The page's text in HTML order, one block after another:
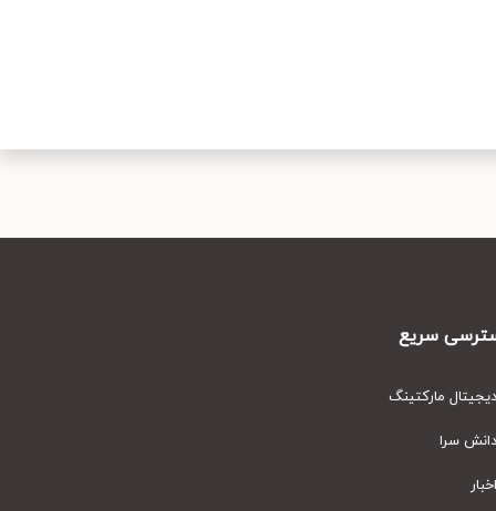
سریع
مارکتینگ
سرا